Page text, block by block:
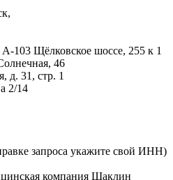
103 Щёлковское шоссе, 255 к 1
46
д. 31, стр. 1
2/14
запроса укажите свой ИНН)
компания Шаклин